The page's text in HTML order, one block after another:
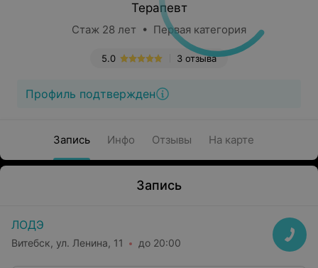
Терапевт
Стаж 28 лет • Первая категория
3 отзыва
5.0
Профиль подтвержден
Запись Инфо Отзывы На карте
Запись
ЛОДЭ
Витебск, ул. Ленина, 11 до 20:00